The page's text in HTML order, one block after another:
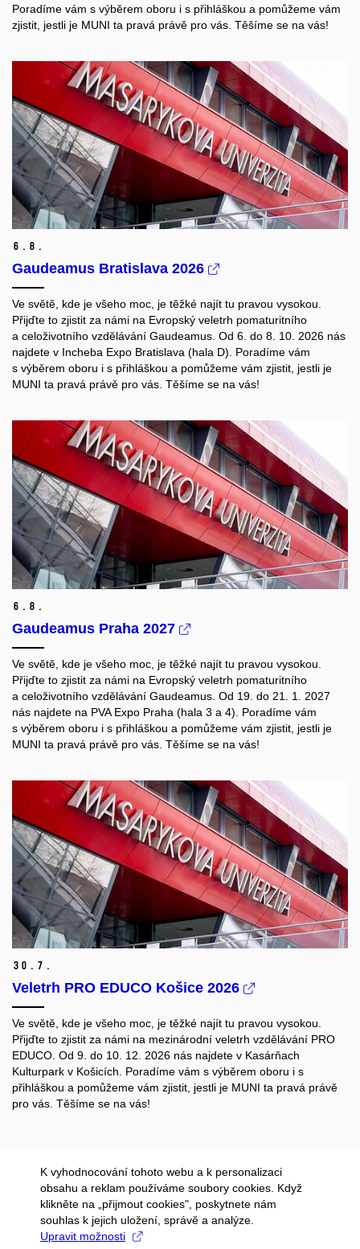
Poradíme vám s výběrem oboru i s přihláškou a pomůžeme vám
zjistit, jestli je MUNI ta pravá právě pro vás. Těšíme se na vás!
6. 8.
Gaudeamus Bratislava 2026
Ve světě, kde je všeho moc, je těžké najít tu pravou vysokou.
Přijďte to zjistit za námi na Evropský veletrh pomaturitního
a celoživotního vzdělávání Gaudeamus. Od 6. do 8. 10. 2026 nás
najdete v Incheba Expo Bratislava (hala D). Poradíme vám
s výběrem oboru i s přihláškou a pomůžeme vám zjistit, jestli je
MUNI ta pravá právě pro vás. Těšíme se na vás!
6. 8.
Gaudeamus Praha 2027
Ve světě, kde je všeho moc, je těžké najít tu pravou vysokou.
Přijďte to zjistit za námi na Evropský veletrh pomaturitního
a celoživotního vzdělávání Gaudeamus. Od 19. do 21. 1. 2027
nás najdete na PVA Expo Praha (hala 3 a 4). Poradíme vám
s výběrem oboru i s přihláškou a pomůžeme vám zjistit, jestli je
MUNI ta pravá právě pro vás. Těšíme se na vás!
30. 7.
Veletrh PRO EDUCO Košice 2026
Ve světě, kde je všeho moc, je těžké najít tu pravou vysokou.
Přijďte to zjistit za námi na mezinárodní veletrh vzdělávání PRO
EDUCO. Od 9. do 10. 12. 2026 nás najdete v Kasárňach
Kulturpark v Košicích. Poradíme vám s výběrem oboru i s
přihláškou a pomůžeme vám zjistit, jestli je MUNI ta pravá právě
pro vás. Těšíme se na vás!
K vyhodnocování tohoto webu a k personalizaci
obsahu a reklam používáme soubory cookies. Když
klikněte na „přijmout cookies", poskytnete nám
souhlas k jejich uložení, správě a analýze.
Upravit možnosti